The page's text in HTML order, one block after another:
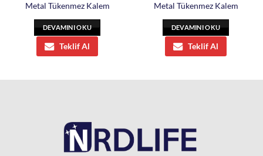
Metal Tükenmez Kalem
DEVAMINI OKU
Teklif Al
Metal Tükenmez Kalem
DEVAMINI OKU
Teklif Al